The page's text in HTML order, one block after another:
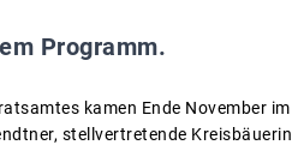
Programm.
kamen Ende November im
stellvertretende Kreisbäuerin